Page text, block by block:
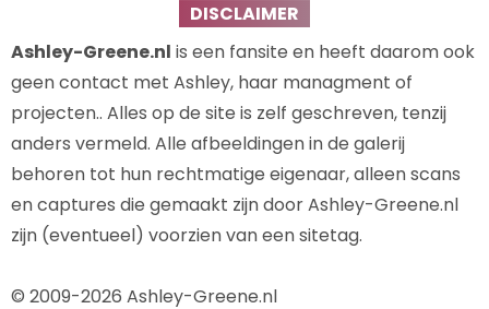
DISCLAIMER
Ashley-Greene.nl is een fansite en heeft daarom ook
geen contact met Ashley, haar managment of
projecten.. Alles op de site is zelf geschreven, tenzij
anders vermeld. Alle afbeeldingen in de galerij
behoren tot hun rechtmatige eigenaar, alleen scans
en captures die gemaakt zijn door Ashley-Greene.nl
zijn (eventueel) voorzien van een sitetag.
© 2009-2026 Ashley-Greene.nl